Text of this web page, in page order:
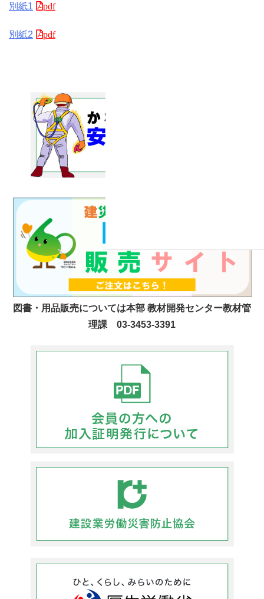
別紙1
別紙2
図書・用品販売については本部 教材開発センター教材管
理課 03-3453-3391